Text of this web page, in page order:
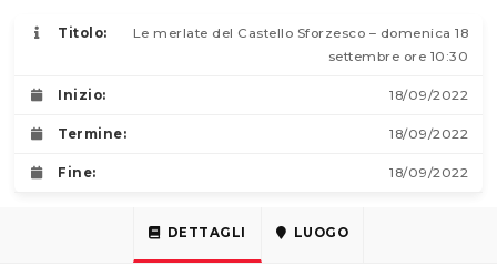
Titolo:
Le merlate del Castello Sforzesco – domenica 18
settembre ore 10:30
Inizio: 18/09/2022
Termine: 18/09/2022
Fine: 18/09/2022
DETTAGLI LUOGO